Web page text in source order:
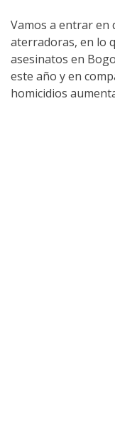
Vamos a entrar en
aterradoras, en lo
asesinatos en
este año y en
homicidios